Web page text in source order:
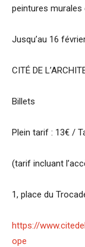
peintures murales
Jusqu’au 16
CITÉ DE
Billets
Plein tarif : 13€ /
(tarif incluant
1, place du
https://
ope